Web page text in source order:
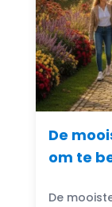
De
om te